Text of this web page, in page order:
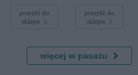
przejdź do
sklepu
Złote serce
przejdź do
sklepu
więcej w pasażu